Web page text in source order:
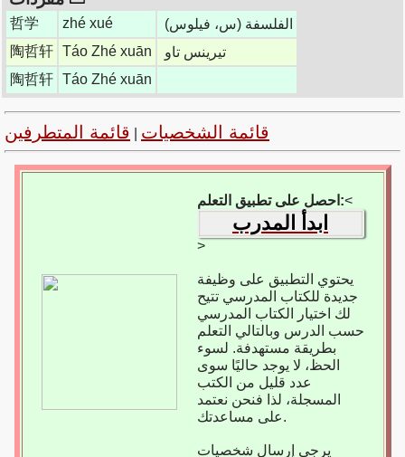
哲学 zhé xué
الفلسفة (س، فيلوس)
陶哲轩 Táo Zhé xuān
تيرينس تاو
陶哲轩 Táo Zhé xuān
قائمة الشخصيات قائمة المتطرفين
احصل على تطبيق التعلم:<
ابدأ المدرب
>
يحتوي التطبيق على وظيفة
جديدة للكتاب المدرسي تتيح
لك اختيار الكتاب المدرسي
حسب الدرس وبالتالي التعلم
بطريقة مستهدفة. لسوء
الحظ، لا يوجد حاليًا سوى
عدد قليل من الكتب
المسجلة، لذا فنحن نعتمد
على مساعدتك.
يرجى إرسال شخصيات